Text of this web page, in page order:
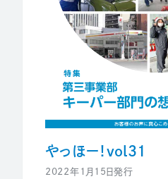
やっほー！vol31
2022年1月15日発行